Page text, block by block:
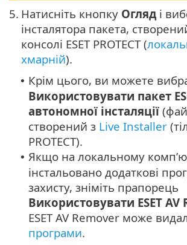
5. Натисніть кнопку Огляд і
інсталятора пакета,
консолі ESET PROTECT (
хмарній).
• Крім цього, ви можете
Використовувати пакет
автономної інсталяції
створений з Live Installer
PROTECT).
• Якщо на локальному
інстальовано додаткові
захисту, зніміть прапорець
Використовувати ESET AV
ESET AV Remover може
програми.